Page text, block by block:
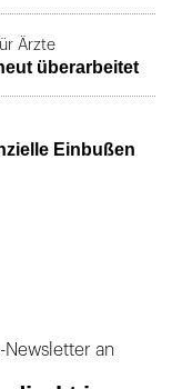
Ärzte
überarbeitet
Einbußen
an